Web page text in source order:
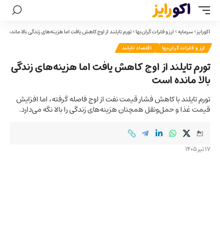
اکورایز>سرمایه>ارز و فلزات گران‌بها>تورم تایلند از اوج کاهش یافت اما هزینه‌های زندگی بالا مانده
ارز و فلزات گران‌بها اقتصاد تایلند
تورم تایلند از اوج کاهش یافت اما هزینه‌های زندگی
بالا مانده است
تورم تایلند با کاهش فشار قیمت نفت از اوج فاصله گرفته، اما افزایش
قیمت غذا و حمل‌ونقل همچنان هزینه‌های زندگی را بالا نگه می‌دارد.
17 تیر 1405